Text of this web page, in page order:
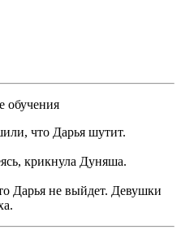
обучения
что Дарья шутит.
крикнула Дуняша.
Дарья не выйдет. Девушки